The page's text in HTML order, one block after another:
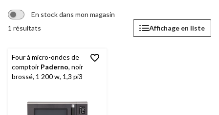
En stock dans mon magasin
1 résultats
Affichage en liste
Four à micro-ondes de
comptoir Paderno, noir
brossé, 1 200 w, 1,3 pi3